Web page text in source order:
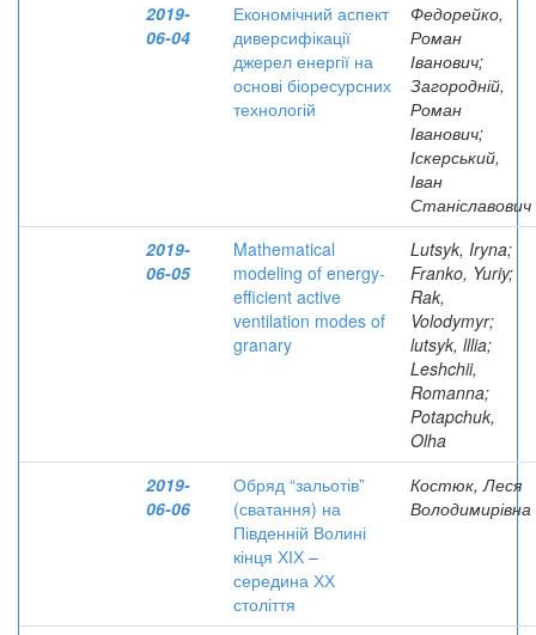
2019-
06-04
Економічний аспект
диверсифікації
джерел енергії на
основі біоресурсних
технологій
Федорейко,
Роман
Іванович;
Загородній,
Роман
Іванович;
Іскерський,
Іван
Станіславович
2019-
06-05
Mathematical
modeling of energy-
efficient active
ventilation modes of
granary
Lutsyk, Iryna;
Franko, Yuriy;
Rak,
Volodymyr;
lutsyk, lllia;
Leshchii,
Romanna;
Potapchuk,
Olha
2019-
06-06
Обряд “зальотів”
(сватання) на
Південній Волині
кінця ХІХ –
середина ХХ
століття
Костюк, Леся
Володимирівна